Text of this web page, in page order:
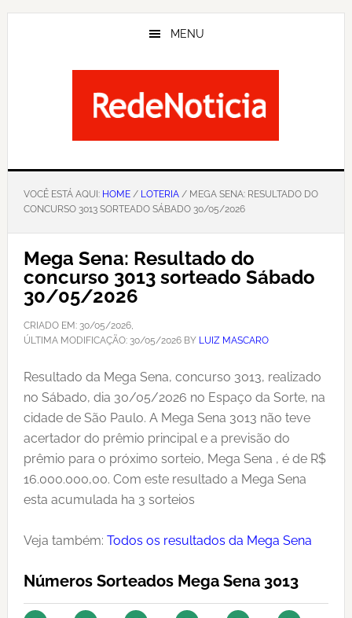
Skip
MENU
VOCÊ ESTÁ AQUI: HOME/ LOTERIA/ MEGA SENA: RESULTADO DO
CONCURSO 3013 SORTEADO SÁBADO 30/05/2026
Mega Sena: Resultado do
concurso 3013 sorteado Sábado
30/05/2026
CRIADO EM: 30/05/2026,
ÚLTIMA MODIFICAÇÃO: 30/05/2026BY LUIZ MASCARO
Resultado da Mega Sena, concurso 3013, realizado
no Sábado, dia 30/05/2026 no Espaço da Sorte, na
cidade de São Paulo. A Mega Sena 3013 não teve
acertador do prêmio principal e a previsão do
prêmio para o próximo sorteio, Mega Sena , é de R$
16.000.000,00. Com este resultado a Mega Sena
esta acumulada ha 3 sorteios
Veja também: Todos os resultados da Mega Sena
Números Sorteados Mega Sena 3013